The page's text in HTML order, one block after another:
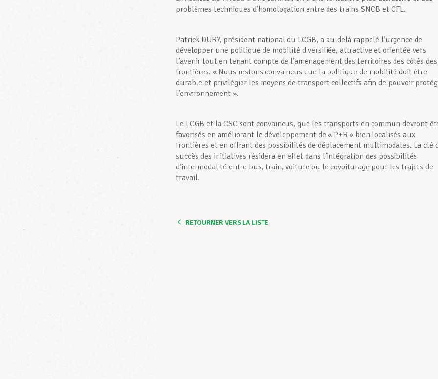
problèmes techniques d’homologation entre des trains SNCB et CFL.
Patrick DURY, président national du LCGB, a au-delà rappelé l’urgence de
développer une politique de mobilité diversifiée, attractive et orientée vers
l’avenir tout en tenant compte de l’aménagement des territoires des côtés des
frontières. « Nous restons convaincus que la politique de mobilité doit être
durable et privilégier les moyens de transport collectifs afin de pouvoir
l’environnement ».
Le LCGB et la CSC sont convaincus, que les transports en commun devront
favorisés en améliorant le développement de « P+R » bien localisés aux
frontières et en offrant des possibilités de déplacement multimodales. La clé
succès des initiatives résidera en effet dans l’intégration des possibilités
d’intermodalité entre bus, train, voiture ou le covoiturage pour les trajets de
travail.
RETOURNER VERS LA LISTE